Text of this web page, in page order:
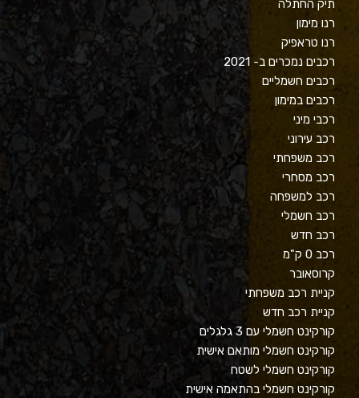
תיק החתלה
רנו מימון
רנו טראפיק
רכבים נמכרים ב- 2021
רכבים חשמליים
רכבים במימון
רכבי מיני
רכב עירוני
רכב משפחתי
רכב מסחרי
רכב למשפחה
רכב חשמלי
רכב חדש
רכב 0 ק"מ
קרוסאובר
קניית רכב משפחתי
קניית רכב חדש
קורקינט חשמלי עם 3 גלגלים
קורקינט חשמלי מותאם אישית
קורקינט חשמלי לשטח
קורקינט חשמלי בהתאמה אישית